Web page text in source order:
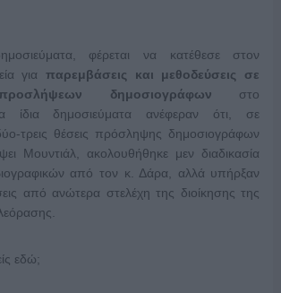
φέρεται να κατέθεσε στον
για παρεμβάσεις και μεθοδεύσεις σε
δημοσιογράφων στο
ίδια δημοσιεύματα ανέφεραν ότι, σε
τρεις θέσεις πρόσληψης δημοσιογράφων
Μουντιάλ, ακολουθήθηκε μεν διαδικασία
από τον κ. Δάρα, αλλά υπήρξαν
από ανώτερα στελέχη της διοίκησης της
εδώ;